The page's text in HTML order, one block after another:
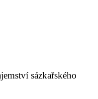
sázkařského